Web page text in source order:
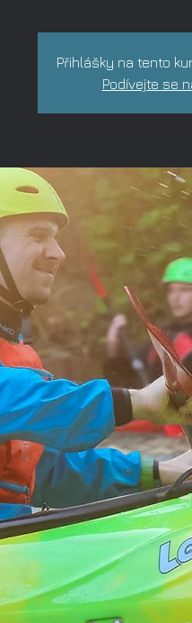
Přihlášky na tento
Podívejte se